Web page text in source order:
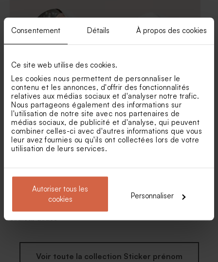
Consentement Détails À propos des cookies
Ce site web utilise des cookies.
Les cookies nous permettent de personnaliser le
contenu et les annonces, d'offrir des fonctionnalités
relatives aux médias sociaux et d'analyser notre trafic.
Nous partageons également des informations sur
l'utilisation de notre site avec nos partenaires de
médias sociaux, de publicité et d'analyse, qui peuvent
combiner celles-ci avec d'autres informations que vous
leur avez fournies ou qu'ils ont collectées lors de votre
utilisation de leurs services.
Autoriser tous les
cookies
Personnaliser
Tubes de paillette de savon -
Cadeau invité fête
Sucette fête eucalyptus et
blanche
Sticker communion effet
moucheté et photo
Sticker fête minimaliste et
chiffres dorés
Sticker autocollant jubilé
couleur douce
Etiquette ballons 30 ans
Voir toute la collection Sticker prénom